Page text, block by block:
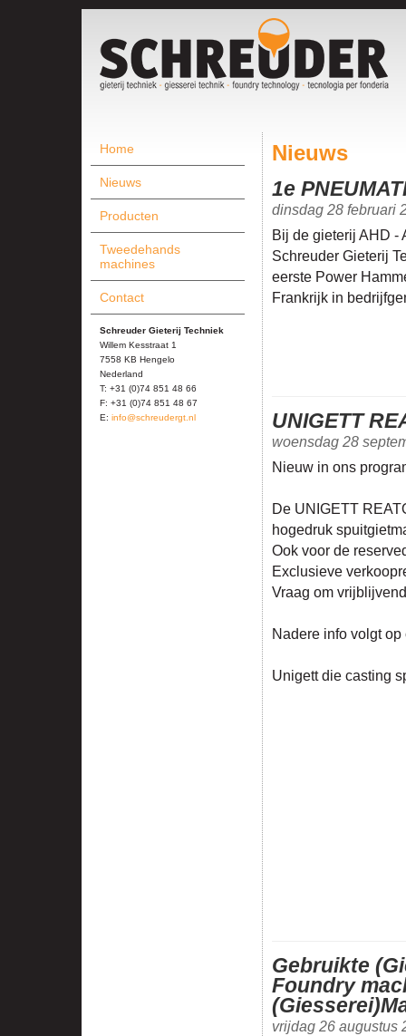
Home
Nieuws
Producten
Tweedehands
machines
Contact
Schreuder Gieterij Techniek
Willem Kesstraat 1
7558 KB Hengelo
Nederland
T: +31 (0)74 851 48 66
F: +31 (0)74 851 48 67
E: info@schreudergt.nl
Nieuws
1e
dinsdag 28 februari
Bij de gieterij AHD -
Schreuder Gieterij
eerste Power
Frankrijk in
UNIGETT
woensdag 28
Nieuw in ons
De UNIGETT
hogedruk
Ook voor de
Exclusieve
Vraag om
Nadere info volgt
Unigett die casting
Gebruikte
Foundry
vrijdag 26 augustus